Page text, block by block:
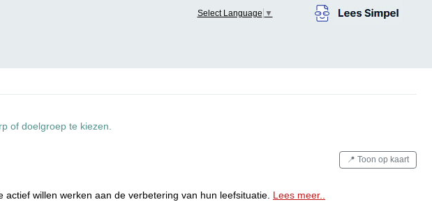
Select Language ▼
of doelgroep te kiezen.
📍 Toon op kaart
willen werken aan de verbetering van hun leefsituatie. Lees meer..